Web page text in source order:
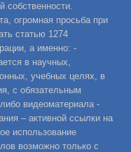
собственности.
огромная просьба при
статью 1274
а именно: -
в научных,
учебных целях, в
с обязательным
видеоматериала -
– активной ссылки на
использование
возможно только с